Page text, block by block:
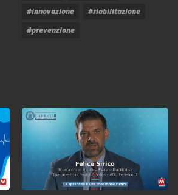
#innovazione
#riabilitazione
#prevenzione